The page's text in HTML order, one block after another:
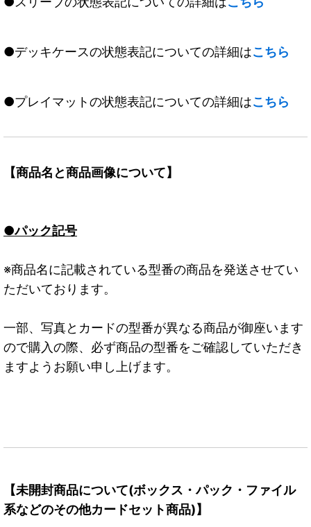
●デッキケースの状態表記についての詳細はこちら
●プレイマットの状態表記についての詳細はこちら
【商品名と商品画像について】
●パック記号
※商品名に記載されている型番の商品を発送させてい
ただいております。
一部、写真とカードの型番が異なる商品が御座います
ので購入の際、必ず商品の型番をご確認していただき
ますようお願い申し上げます。
【未開封商品について(ボックス・パック・ファイル
系などのその他カードセット商品)】